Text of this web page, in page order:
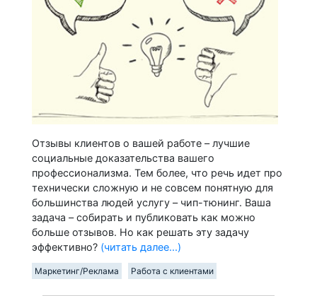
Отзывы клиентов о вашей работе – лучшие
социальные доказательства вашего
профессионализма. Тем более, что речь идет про
технически сложную и не совсем понятную для
большинства людей услугу – чип-тюнинг. Ваша
задача – собирать и публиковать как можно
больше отзывов. Но как решать эту задачу
эффективно? (читать далее...)
Маркетинг/Реклама Работа с клиентами